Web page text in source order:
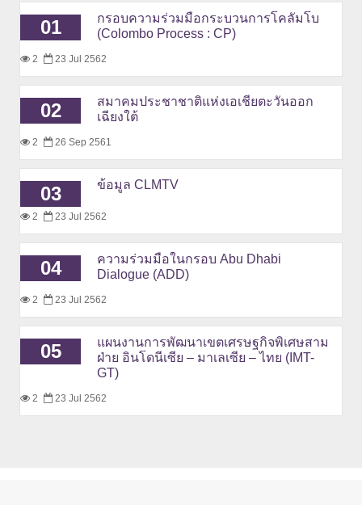
01
กรอบความร่วมมือกระบวนการโคลัมโบ
(Colombo Process : CP)
2 23 Jul 2562
02
สมาคมประชาชาติแห่งเอเชียตะวันออก
เฉียงใต้
2 26 Sep 2561
03 ข้อมูล CLMTV
2 23 Jul 2562
04
ความร่วมมือในกรอบ Abu Dhabi
Dialogue (ADD)
2 23 Jul 2562
05
แผนงานการพัฒนาเขตเศรษฐกิจพิเศษสาม
ฝ่าย อินโดนีเซีย – มาเลเซีย – ไทย (IMT-
GT)
2 23 Jul 2562